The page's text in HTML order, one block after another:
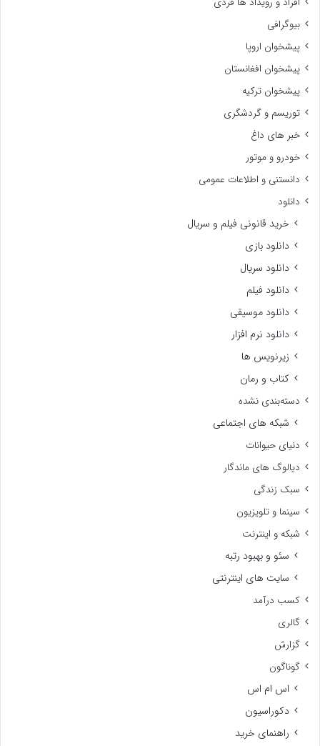
بیوگرافی
پیشخوان اروپا
پیشخوان افغانستان
پیشخوان ترکیه
توریسم و گردشگری
خبر های داغ
خودرو و موتور
دانستنی و اطلاعات عمومی
دانلود
خرید قانونی فیلم و سریال
دانلود بازی
دانلود سریال
دانلود فیلم
دانلود موسیقی
دانلود نرم افزار
زیرنویس ها
کتاب و رمان
دسته‌بندی نشده
شبکه های اجتماعی
دنیای حیوانات
دیالوگ های ماندگار
سبک زندگی
سینما و تلویزیون
شبکه و اینترنت
سئو و بهبود رتبه
سایت های اینترنتی
کسب درآمد
گالری
گزارش
گوناگون
اس ام اس
دکوراسیون
راهنمای خرید